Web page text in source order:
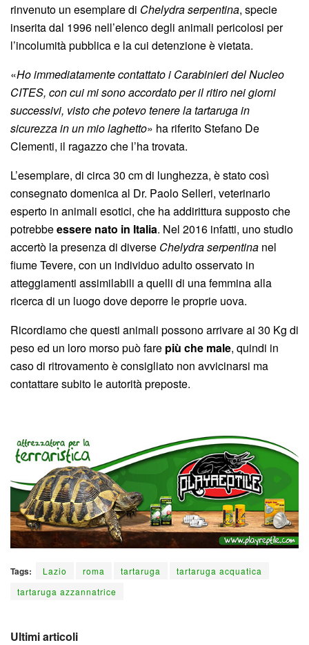
rinvenuto un esemplare di Chelydra serpentina, specie
inserita dal 1996 nell’elenco degli animali pericolosi per
l’incolumità pubblica e la cui detenzione è vietata.
«Ho immediatamente contattato i Carabinieri del Nucleo
CITES, con cui mi sono accordato per il ritiro nei giorni
successivi, visto che potevo tenere la tartaruga in
sicurezza in un mio laghetto» ha riferito Stefano De
Clementi, il ragazzo che l’ha trovata.
L’esemplare, di circa 30 cm di lunghezza, è stato così
consegnato domenica al Dr. Paolo Selleri, veterinario
esperto in animali esotici, che ha addirittura supposto che
potrebbeessere nato in Italia. Nel 2016 infatti, uno studio
accertò la presenza di diverse Chelydra serpentina nel
fiume Tevere, con un individuo adulto osservato in
atteggiamenti assimilabili a quelli di una femmina alla
ricerca di un luogo dove deporre le proprie uova.
Ricordiamo che questi animali possono arrivare ai 30 Kg di
peso ed un loro morso può fare più che male, quindi in
caso di ritrovamento è consigliato non avvicinarsi ma
contattare subito le autorità preposte.
Tags: Lazio roma tartaruga
tartaruga acquatica
tartaruga azzannatrice
Ultimi articoli